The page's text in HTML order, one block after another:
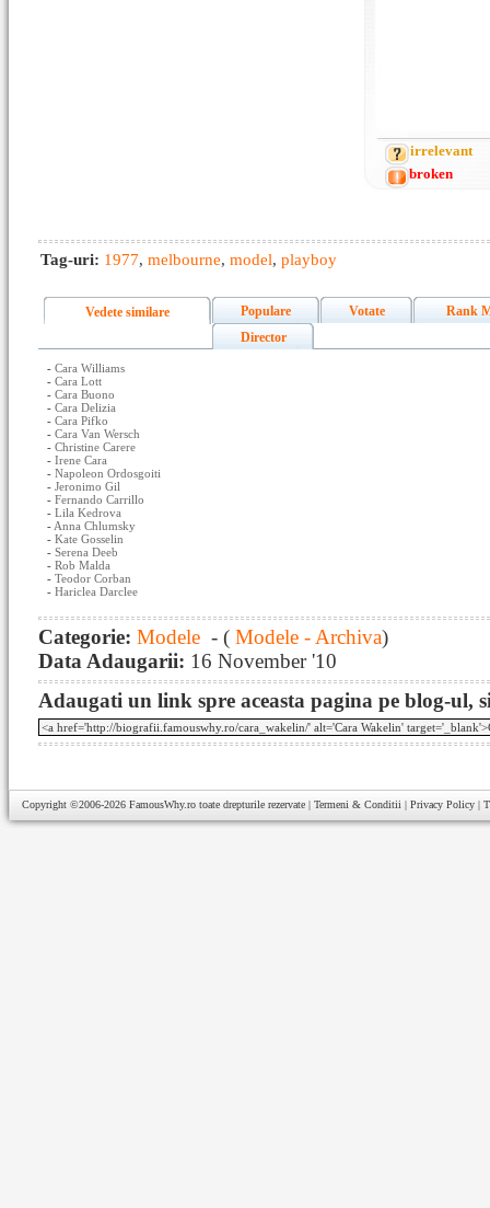
irrelevant
broken
Tag-uri: 1977, melbourne, model, playboy
Vedete similare Populare Votate
Rank
Director
- Cara Williams
- Cara Lott
- Cara Buono
- Cara Delizia
- Cara Pifko
- Cara Van Wersch
- Christine Carere
- Irene Cara
- Napoleon Ordosgoiti
- Jeronimo Gil
- Fernando Carrillo
- Lila Kedrova
- Anna Chlumsky
- Kate Gosselin
- Serena Deeb
- Rob Malda
- Teodor Corban
- Hariclea Darclee
Categorie: Modele - ( Modele - Archiva)
Data Adaugarii: 16 November '10
Adaugati un link spre aceasta pagina pe blog-ul,
Copyright ©2006-2026 FamousWhy.ro toate drepturile rezervate | Termeni & Conditii | Privacy Policy |